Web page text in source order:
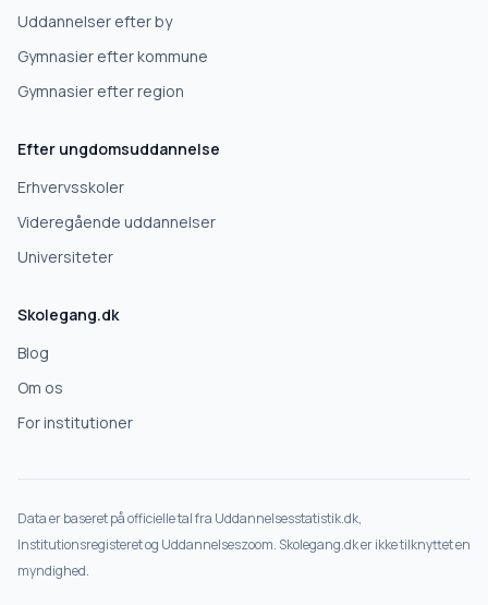
Uddannelser efter by
Gymnasier efter kommune
Gymnasier efter region
Efter ungdomsuddannelse
Erhvervsskoler
Videregående uddannelser
Universiteter
Skolegang.dk
Blog
Om os
For institutioner
Data er baseret på officielle tal fra Uddannelsesstatistik.dk,
Institutionsregisteret og Uddannelseszoom. Skolegang.dk er ikke tilknyttet en
myndighed.